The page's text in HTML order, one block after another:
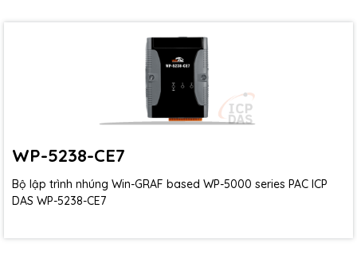
WP-5238-CE7
Bộ lập trình nhúng Win-GRAF based WP-5000 series PAC ICP
DAS WP-5238-CE7